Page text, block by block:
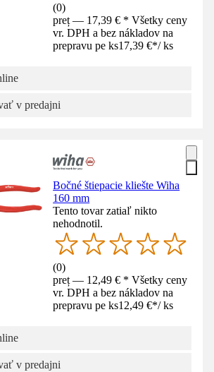
(0)
preț — 17,39 € * Všetky ceny
vr. DPH a bez nákladov na
prepravu pe ks17,39 €*/ ks
v predajni
Bočné štiepacie kliešte Wiha
160 mm
Tento tovar zatiaľ nikto
nehodnotil.
(0)
preț — 12,49 € * Všetky ceny
vr. DPH a bez nákladov na
prepravu pe ks12,49 €*/ ks
v predajni